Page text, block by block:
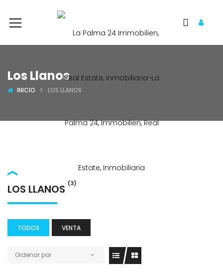
Los Llanos
INICIO LOS LLANOS
LOS LLANOS (3)
TODOS VENTA
Ordenar por